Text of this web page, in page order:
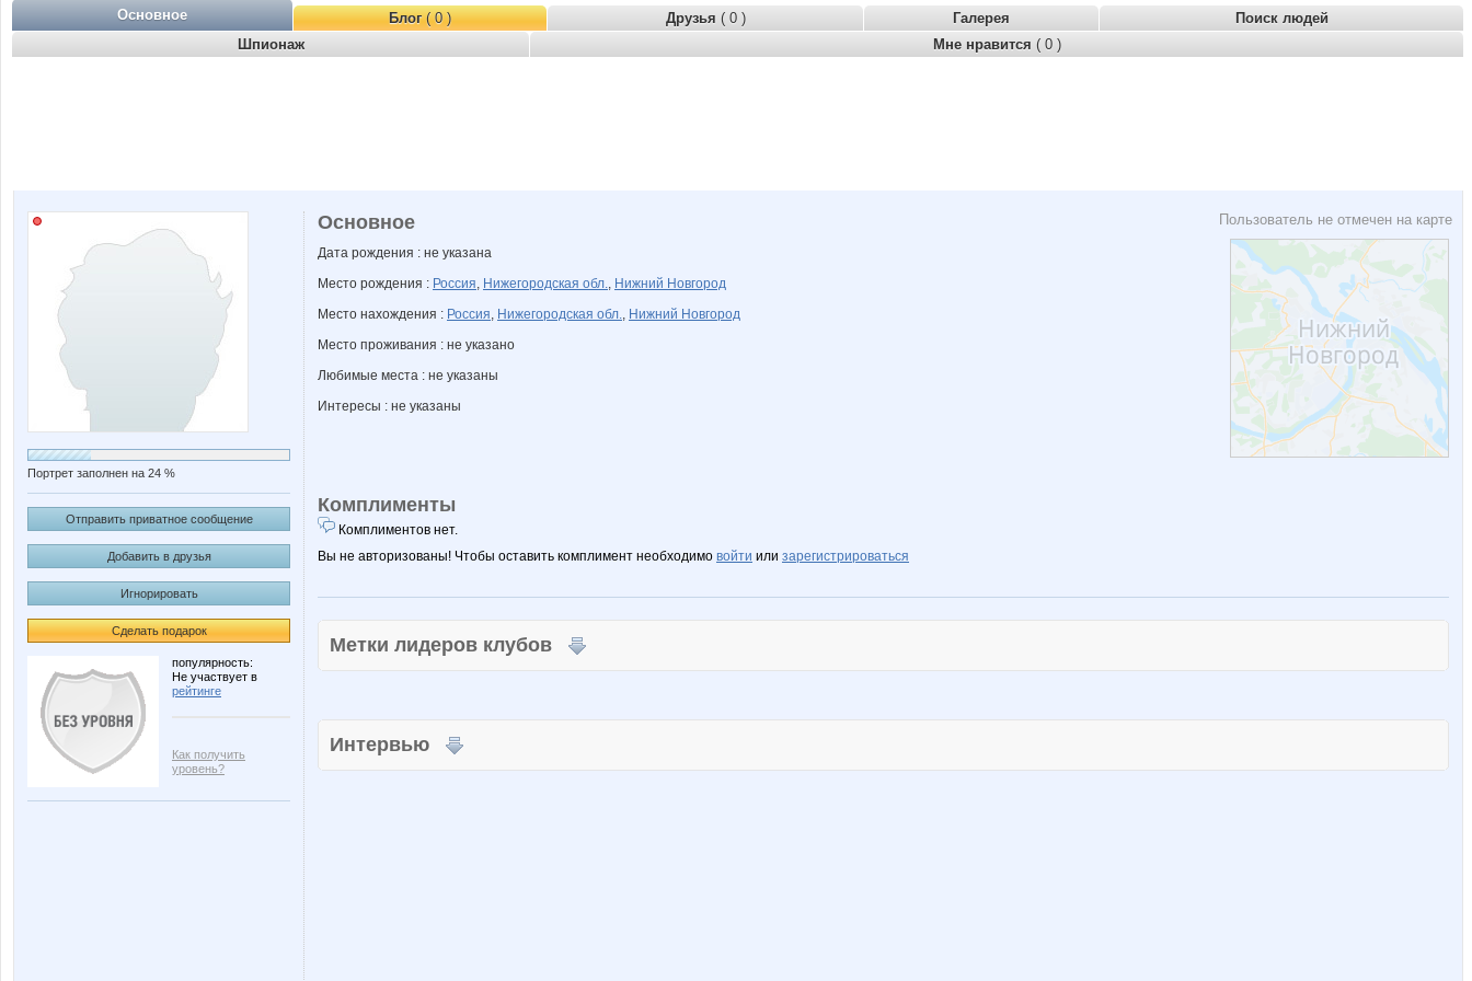
Основное Блог( 0 ) Друзья ( 0 ) Галерея
Поиск людей
Шпионаж
Мне нравится ( 0 )
Портрет заполнен на 24 %
Отправить приватное сообщение
Добавить в друзья
Игнорировать
Сделать подарок
популярность:
Не участвует в
рейтинге
Как получить
уровень?
Пользователь не отмечен на карте
Основное
Дата рождения : не указана
Место рождения : Россия, Нижегородская обл., Нижний Новгород
Место нахождения : Россия, Нижегородская обл., Нижний Новгород
Место проживания : не указано
Любимые места : не указаны
Интересы : не указаны
Комплименты
Комплиментов нет.
Вы не авторизованы! Чтобы оставить комплимент необходимо войти или зарегистрироваться
Метки лидеров клубов
Интервью